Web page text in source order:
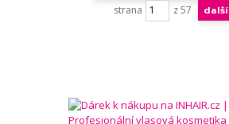
strana z 57 další